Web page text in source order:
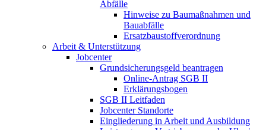
Abfälle
Hinweise zu Baumaßnahmen und
Bauabfälle
Ersatzbaustoffverordnung
Arbeit & Unterstützung
Jobcenter
Grundsicherungsgeld beantragen
Online-Antrag SGB II
Erklärungsbogen
SGB II Leitfaden
Jobcenter Standorte
Eingliederung in Arbeit und Ausbildung